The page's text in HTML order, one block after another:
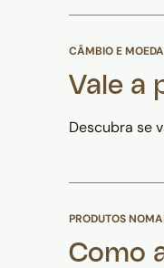
CÂMBIO E
Vale a
Descubra se
PRODUTOS
Como